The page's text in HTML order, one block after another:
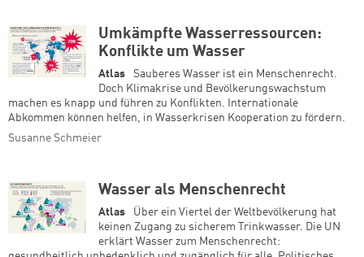
Umkämpfte Wasserressourcen:
Konflikte um Wasser
Atlas
Sauberes Wasser ist ein Menschenrecht.
Doch Klimakrise und Bevölkerungswachstum
machen es knapp und führen zu Konflikten. Internationale
Abkommen können helfen, in Wasserkrisen Kooperation zu fördern.
Susanne Schmeier
Wasser als Menschenrecht
Atlas
Über ein Viertel der Weltbevölkerung hat
keinen Zugang zu sicherem Trinkwasser. Die UN
erklärt Wasser zum Menschenrecht: